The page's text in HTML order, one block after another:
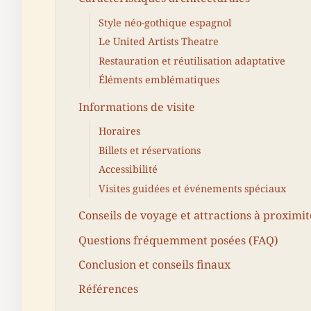
Style néo-gothique espagnol
Le United Artists Theatre
Restauration et réutilisation adaptative
Éléments emblématiques
Informations de visite
Horaires
Billets et réservations
Accessibilité
Visites guidées et événements spéciaux
Conseils de voyage et attractions à
Questions fréquemment posées (FAQ)
Conclusion et conseils finaux
Références